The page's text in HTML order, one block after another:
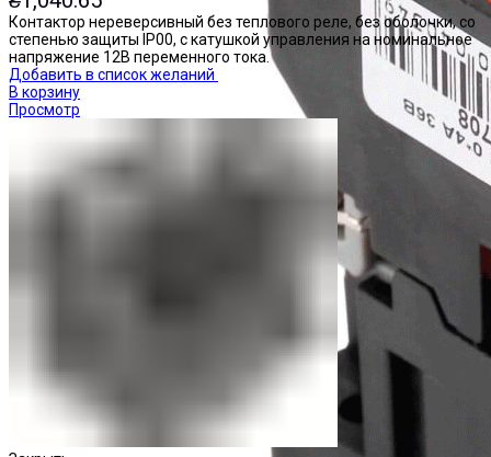
Контактор нереверсивный без теплового реле, без оболочки, со
степенью защиты IP00, с катушкой управления на номинальное
напряжение 12В переменного тока.
Добавить в список желаний
В корзину
Просмотр